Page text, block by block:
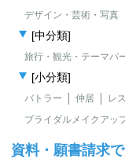
デザイン・芸術・写真
[中分類]
旅行・観光・テーマパ
[小分類]
バトラー 仲居
レ
ブライダルメイクアッ
資料・願書請求